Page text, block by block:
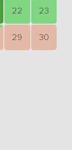
22 23
29 30